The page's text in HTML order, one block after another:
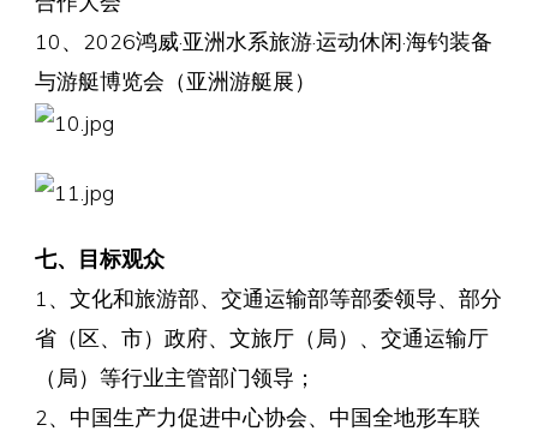
10、2026鸿威·亚洲水系旅游·运动休闲·海钓装备
与游艇博览会（亚洲游艇展）
七、目标观众
1、文化和旅游部、交通运输部等部委领导、部分
省（区、市）政府、文旅厅（局）、交通运输厅
（局）等行业主管部门领导；
2、中国生产力促进中心协会、中国全地形车联